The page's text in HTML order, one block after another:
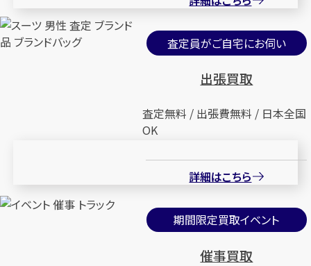
査定員がご自宅にお伺い
出張買取
査定無料 / 出張費無料 / 日本全国
OK
詳細はこちら
期間限定買取イベント
催事買取